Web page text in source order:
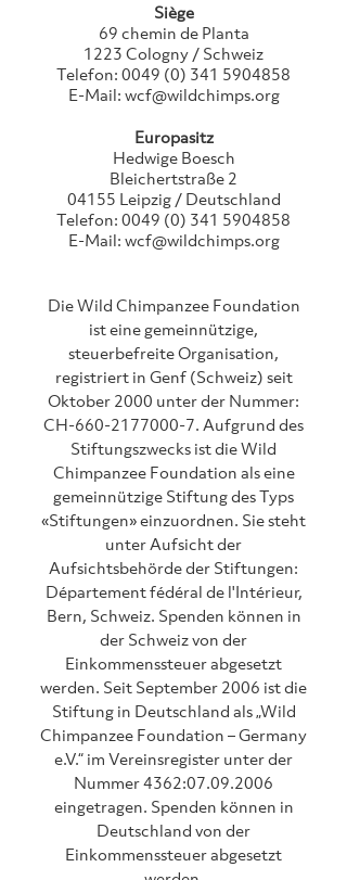
Siège
69 chemin de Planta
1223 Cologny / Schweiz
Telefon: 0049 (0) 341 5904858
E-Mail: wcf@wildchimps.org
Europasitz
Hedwige Boesch
Bleichertstraße 2
04155 Leipzig / Deutschland
Telefon: 0049 (0) 341 5904858
E-Mail: wcf@wildchimps.org
Die Wild Chimpanzee Foundation
ist eine gemeinnützige,
steuerbefreite Organisation,
registriert in Genf (Schweiz) seit
Oktober 2000 unter der Nummer:
CH-660-2177000-7. Aufgrund des
Stiftungszwecks ist die Wild
Chimpanzee Foundation als eine
gemeinnützige Stiftung des Typs
«Stiftungen» einzuordnen. Sie steht
unter Aufsicht der
Aufsichtsbehörde der Stiftungen:
Département fédéral de l'Intérieur,
Bern, Schweiz. Spenden können in
der Schweiz von der
Einkommenssteuer abgesetzt
werden. Seit September 2006 ist die
Stiftung in Deutschland als „Wild
Chimpanzee Foundation – Germany
e.V.“ im Vereinsregister unter der
Nummer 4362:07.09.2006
eingetragen. Spenden können in
Deutschland von der
Einkommenssteuer abgesetzt